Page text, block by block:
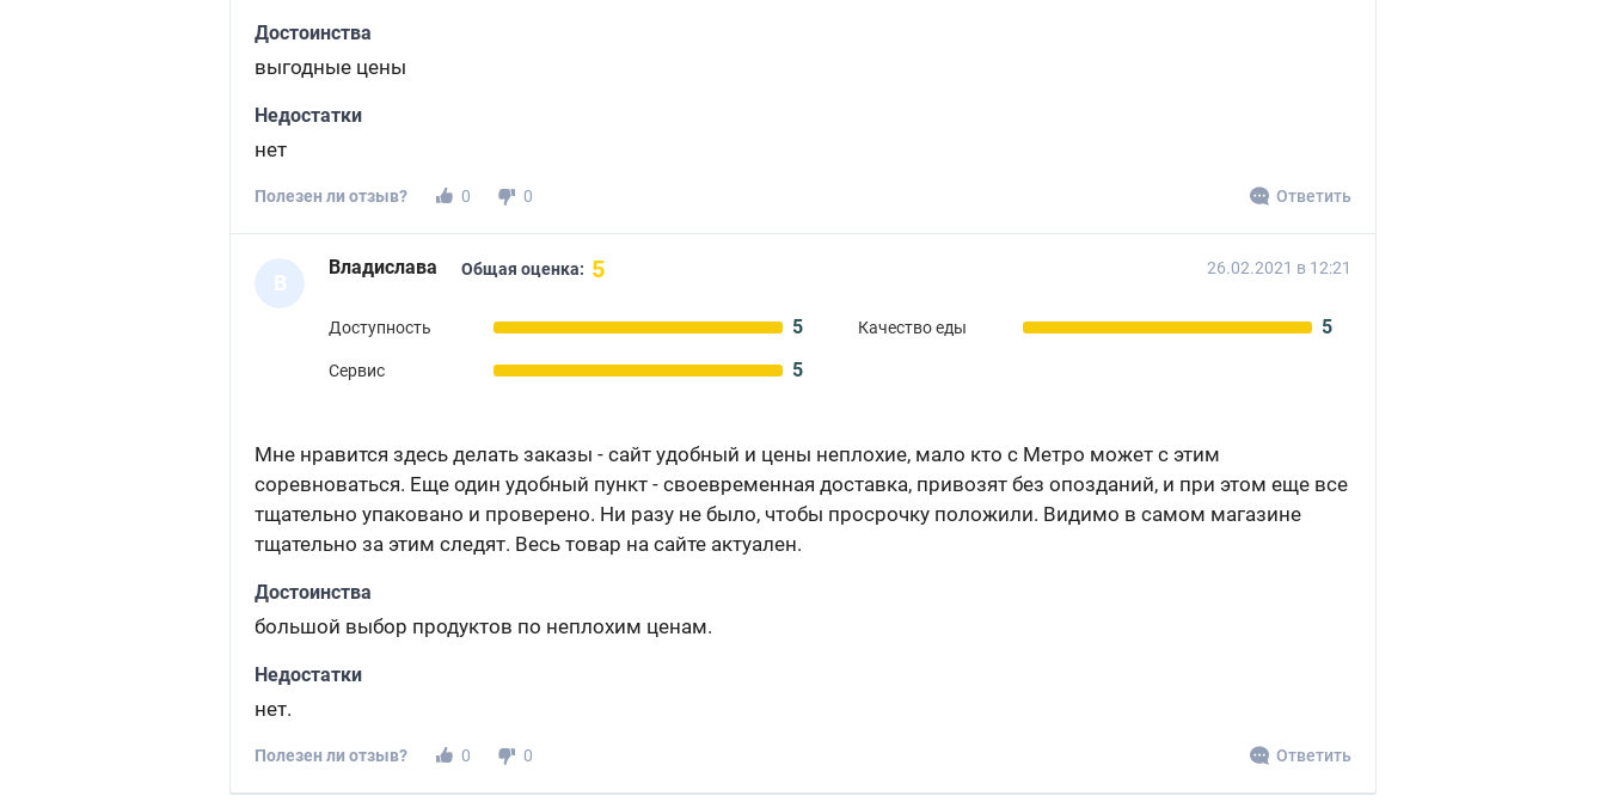
Достоинства
выгодные цены
Недостатки
нет
Полезен ли отзыв? 0 0 Ответить
В
Владислава Общая оценка: 5 26.02.2021 в 12:21
Доступность 5 Качество еды 5
Сервис 5
Мне нравится здесь делать заказы - сайт удобный и цены неплохие, мало кто с Метро может с этим
соревноваться. Еще один удобный пункт - своевременная доставка, привозят без опозданий, и при этом еще все
тщательно упаковано и проверено. Ни разу не было, чтобы просрочку положили. Видимо в самом магазине
тщательно за этим следят. Весь товар на сайте актуален.
Достоинства
большой выбор продуктов по неплохим ценам.
Недостатки
нет.
Полезен ли отзыв? 0 0 Ответить